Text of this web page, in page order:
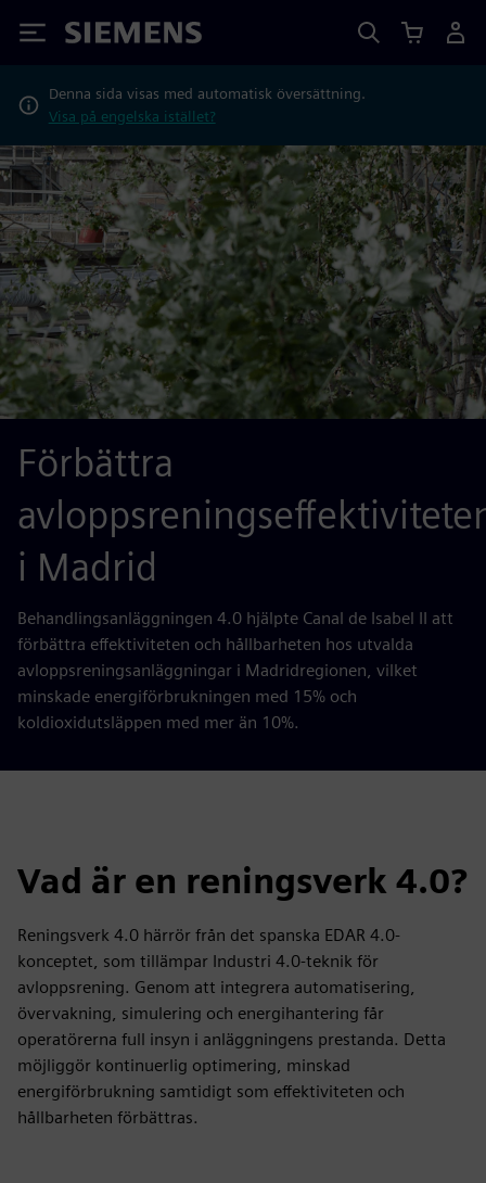
Siemens
Denna sida visas med automatisk översättning.
Visa på engelska istället?
Förbättra
i Madrid
Behandlingsanläggningen 4.0 hjälpte Canal de Isabel II att
förbättra effektiviteten och hållbarheten hos utvalda
avloppsreningsanläggningar i Madridregionen, vilket
minskade energiförbrukningen med 15% och
koldioxidutsläppen med mer än 10%.
Vad är en reningsverk 4.0?
Reningsverk 4.0 härrör från det spanska EDAR 4.0-
konceptet, som tillämpar Industri 4.0-teknik för
avloppsrening. Genom att integrera automatisering,
övervakning, simulering och energihantering får
operatörerna full insyn i anläggningens prestanda. Detta
möjliggör kontinuerlig optimering, minskad
energiförbrukning samtidigt som effektiviteten och
hållbarheten förbättras.